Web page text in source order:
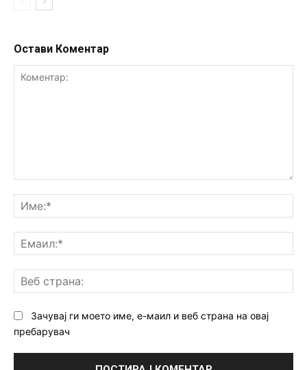
Остави Коментар
Зачувај ги моето име, е-маил и веб страна на овај
пребарувач